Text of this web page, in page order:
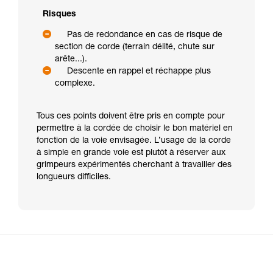
Risques
Pas de redondance en cas de risque de
section de corde (terrain délité, chute sur
arête...).
Descente en rappel et réchappe plus
complexe.
Tous ces points doivent être pris en compte pour
permettre à la cordée de choisir le bon matériel en
fonction de la voie envisagée. L’usage de la corde
à simple en grande voie est plutôt à réserver aux
grimpeurs expérimentés cherchant à travailler des
longueurs difficiles.